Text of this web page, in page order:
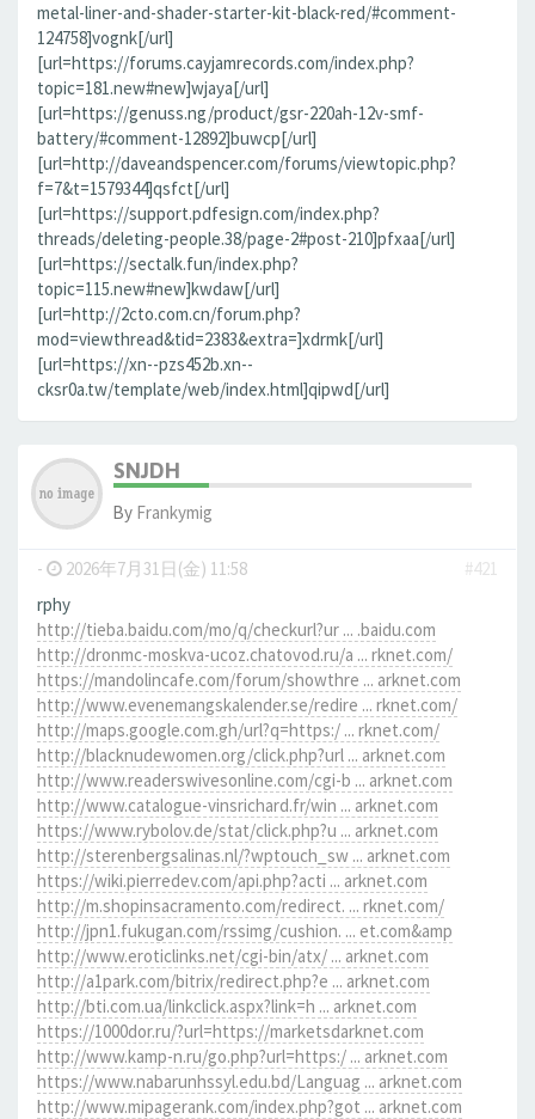
metal-liner-and-shader-starter-kit-black-red/#comment-
124758]vognk[/url]
[url=https://forums.cayjamrecords.com/index.php?
topic=181.new#new]wjaya[/url]
[url=https://genuss.ng/product/gsr-220ah-12v-smf-
battery/#comment-12892]buwcp[/url]
[url=http://daveandspencer.com/forums/viewtopic.php?
f=7&t=1579344]qsfct[/url]
[url=https://support.pdfesign.com/index.php?
threads/deleting-people.38/page-2#post-210]pfxaa[/url]
[url=https://sectalk.fun/index.php?
topic=115.new#new]kwdaw[/url]
[url=http://2cto.com.cn/forum.php?
mod=viewthread&tid=2383&extra=]xdrmk[/url]
[url=https://xn--pzs452b.xn--
cksr0a.tw/template/web/index.html]qipwd[/url]
SNJDH
By Frankymig
- 2026年7月31日(金) 11:58
#421
rphy
http://tieba.baidu.com/mo/q/checkurl?ur ... .baidu.com
http://dronmc-moskva-ucoz.chatovod.ru/a ... rknet.com/
https://mandolincafe.com/forum/showthre ... arknet.com
http://www.evenemangskalender.se/redire ... rknet.com/
http://maps.google.com.gh/url?q=https:/ ... rknet.com/
http://blacknudewomen.org/click.php?url ... arknet.com
http://www.readerswivesonline.com/cgi-b ... arknet.com
http://www.catalogue-vinsrichard.fr/win ... arknet.com
https://www.rybolov.de/stat/click.php?u ... arknet.com
http://sterenbergsalinas.nl/?wptouch_sw ... arknet.com
https://wiki.pierredev.com/api.php?acti ... arknet.com
http://m.shopinsacramento.com/redirect. ... rknet.com/
http://jpn1.fukugan.com/rssimg/cushion. ... et.com&amp
http://www.eroticlinks.net/cgi-bin/atx/ ... arknet.com
http://a1park.com/bitrix/redirect.php?e ... arknet.com
http://bti.com.ua/linkclick.aspx?link=h ... arknet.com
https://1000dor.ru/?url=https://marketsdarknet.com
http://www.kamp-n.ru/go.php?url=https:/ ... arknet.com
https://www.nabarunhssyl.edu.bd/Languag ... arknet.com
http://www.mipagerank.com/index.php?got ... arknet.com